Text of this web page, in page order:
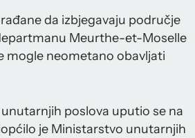
da izbjegavaju područje
Meurthe-et-Moselle
mogle neometano obavljati
poslova uputio se na
je Ministarstvo unutarnjih